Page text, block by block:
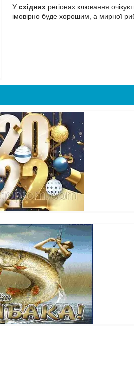
У східних регіонах клювання
імовірно буде хорошим, а мирної